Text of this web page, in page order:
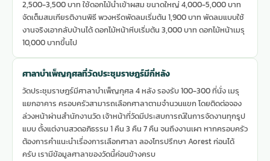
2,500-3,500 บาท ใช้ดอกไม้นำเข้าผสม ขนาดใหญ่ 4,000-5,000 บาท
จัดเต็มสมเกียรติงานพิธี พวงหรีดพัดลมเริ่มต้น 1,900 บาท พัดลมแบบใช้
งานจริงเอากลับบ้านได้ ดอกไม้หน้าหีบเริ่มต้น 3,000 บาท ดอกไม้หน้าเมรุ
10,000 บาทขึ้นไป
ศาลาบำเพ็ญกุศลที่วัดประชุมราษฎร์มีกี่หลัง
วัดประชุมราษฎร์มีศาลาบำเพ็ญกุศล 4 หลัง รองรับ 100-300 ที่นั่ง เมรุ
แยกอาคาร ครอบครัวสามารถเลือกศาลาตามจำนวนแขก โดยติดต่อจอง
ล่วงหน้าผ่านสำนักงานวัด เจ้าหน้าที่วัดมีประสบการณ์ในการจัดงานทุกรูป
แบบ ตั้งแต่งานสวดอภิธรรม 1 คืน 3 คืน 7 คืน จนถึงงานเผา หากครอบครัว
ต้องการคำแนะนำเรื่องการเลือกศาลา ลองโทรปรึกษา Aorest ก่อนได้
ครับ เรามีข้อมูลศาลาของวัดนี้ค่อนข้างครบ